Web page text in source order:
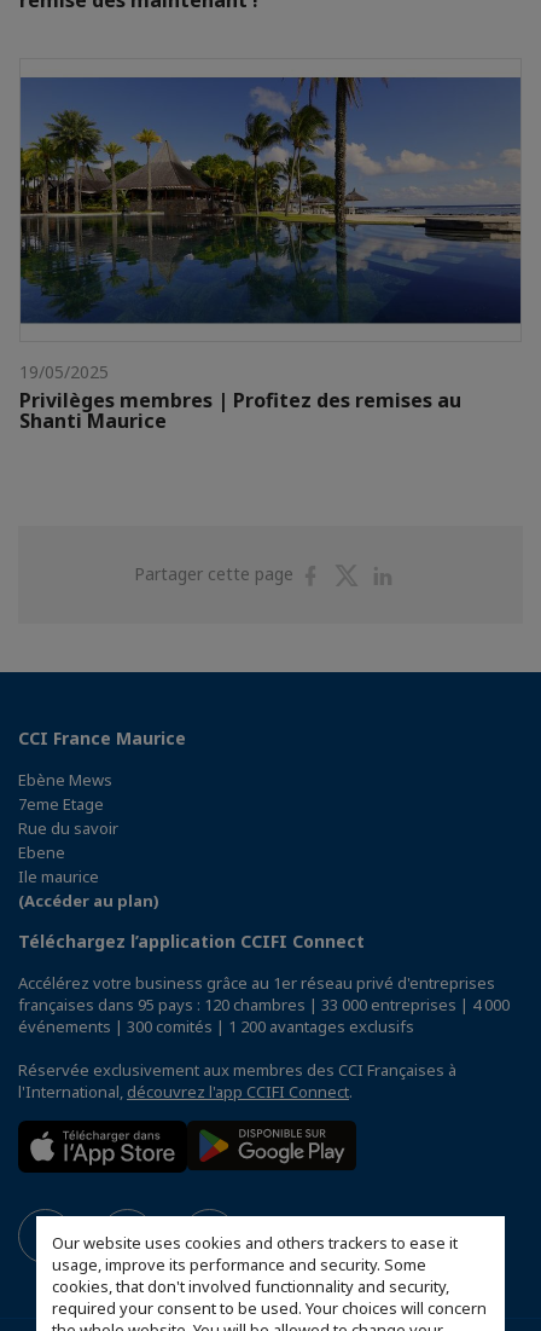
Our website uses cookies and others trackers to ease it
usage, improve its performance and security. Some
cookies, that don't involved functionnality and security,
required your consent to be used. Your choices will concern
19/05/2025
Privilèges membres | Profitez des remises au
Shanti Maurice
Partager cette page
PartagerPartager
CCI France Maurice
Ebène Mews
7eme Etage
Rue du savoir
Ebene
Ile maurice
(Accéder au plan)
Téléchargez l’application CCIFI Connect
Accélérez votre business grâce au 1er réseau privé d'entreprises
françaises dans 95 pays : 120 chambres | 33 000 entreprises | 4 000
événements | 300 comités | 1 200 avantages exclusifs
Réservée exclusivement aux membres des CCI Françaises à
l'International, découvrez l'app CCIFI Connect.